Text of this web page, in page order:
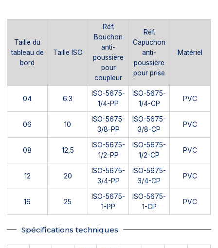
Taille du
tableau de
bord
Taille ISO
Réf.
Bouchon
anti-
poussière
pour
coupleur
Réf.
Capuchon
anti-
poussière
pour prise
Matériel
04 6.3
ISO-5675-
1/4-PP
ISO-5675-
1/4-CP
PVC
06 10
ISO-5675-
3/8-PP
ISO-5675-
3/8-CP
PVC
08 12,5
ISO-5675-
1/2-PP
ISO-5675-
1/2-CP
PVC
12 20
ISO-5675-
3/4-PP
ISO-5675-
3/4-CP
PVC
16 25
ISO-5675-
1-PP
ISO-5675-
1-CP
PVC
Spécifications techniques